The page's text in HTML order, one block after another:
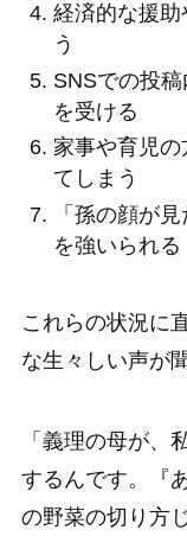
経済的な援助
う
SNSでの投
を受ける
家事や育児
てしまう
「孫の顔が
を強いられる
これらの状況に
な生々しい声が
「義理の母が、
するんです。『
の野菜の切り方